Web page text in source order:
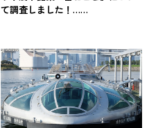
て調査しました！……